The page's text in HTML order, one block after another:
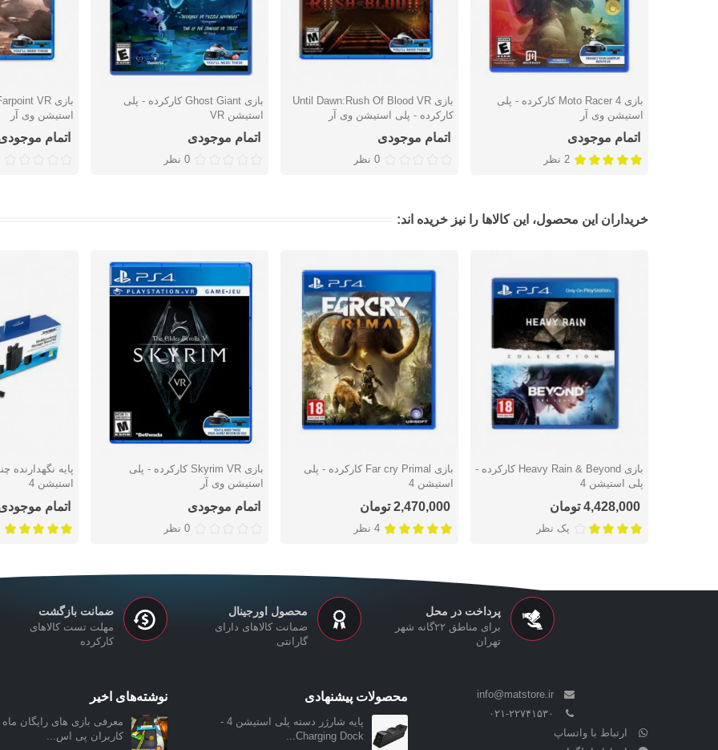
دوست داشتنبازی Moto Racer 4 کارکرده - پلی
استیشن وی آر
اتمام موجودی
2 نظر
دوست داشتن
بازی Until Dawn:Rush Of Blood VR
کارکرده - پلی استیشن وی آر
اتمام موجودی
0 نظر
دوست داشتنبازی Ghost Giant کارکرده - پلی
استیشن VR
اتمام موجودی
0 نظر
دوست
استیشن وی آر
اتمام
خریداران این محصول، این کالاها را نیز خریده اند:
دوست داشتن
بازی Heavy Rain & Beyond کارکرده -
پلی استیشن 4
4,428,000 تومان
یک نظر
دوست داشتنبازی Far cry Primal کارکرده - پلی
استیشن 4
2,470,000 تومان
4 نظر
دوست داشتنبازی Skyrim VR کارکرده - پلی
استیشن وی آر
اتمام موجودی
0 نظر
دوست
پایه نگهدارنده
استیشن 4
اتمام
پرداخت در محل
برای مناطق ۲۲گانه شهر
تهران
محصول اورجینال
ضمانت کالاهای دارای
گارانتی
ضمانت بازگشت
مهلت تست کالاهای
کارکرده
info@matstore.ir
۰۲۱-۲۲۷۴۱۵۳۰
ارتباط با واتساپ
محصولات پیشنهادی
پایه شارژر دسته پلی استیشن 4 -
Charging Dock...
نوشته‌های اخیر
معرفی بازی‌ های رایگان ماه
کاربران پی اس...